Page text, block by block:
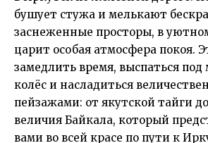
бушует стужа и мелькают
заснеженные просторы, в
царит особая атмосфера покоя.
замедлить время, выспаться
колёс и насладиться
пейзажами: от якутской тайги
величия Байкала, который
вами во всей красе по пути к